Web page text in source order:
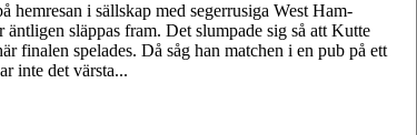
i sällskap med segerrusiga West Ham-
äntligen släppas fram. Det slumpade sig så att Kutte
finalen spelades. Då såg han matchen i en pub på ett
inte det värsta...